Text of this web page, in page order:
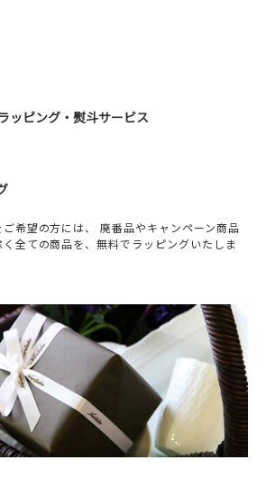
ッピング・熨斗サービス
希望の方には、 廃番品やキャンペーン商品
く全ての商品を、無料でラッピングいたしま